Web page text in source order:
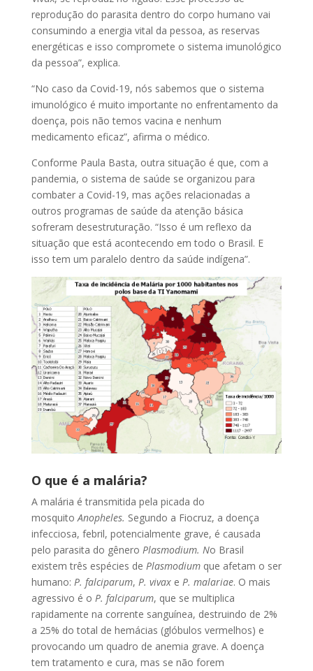
reprodução do parasita dentro do corpo humano vai
consumindo a energia vital da pessoa, as reservas
energéticas e isso compromete o sistema imunológico
da pessoa”, explica.
“No caso da Covid-19, nós sabemos que o sistema
imunológico é muito importante no enfrentamento da
doença, pois não temos vacina e nenhum
medicamento eficaz”, afirma o médico.
Conforme Paula Basta, outra situação é que, com a
pandemia, o sistema de saúde se organizou para
combater a Covid-19, mas ações relacionadas a
outros programas de saúde da atenção básica
sofreram desestruturação. “Isso é um reflexo da
situação que está acontecendo em todo o Brasil. E
isso tem um paralelo dentro da saúde indígena”.
O que é a malária?
A malária é transmitida pela picada do
mosquitoAnopheles. Segundo a Fiocruz, a doença
infecciosa, febril, potencialmente grave, é causada
pelo parasita do gênero Plasmodium. No Brasil
existem três espécies de Plasmodiumque afetam o ser
humano: P. falciparum, P. vivaxe P. malariae. O mais
agressivo é o P. falciparum, que se multiplica
rapidamente na corrente sanguínea, destruindo de 2%
a 25% do total de hemácias (glóbulos vermelhos) e
provocando um quadro de anemia grave. A doença
tem tratamento e cura, mas se não forem